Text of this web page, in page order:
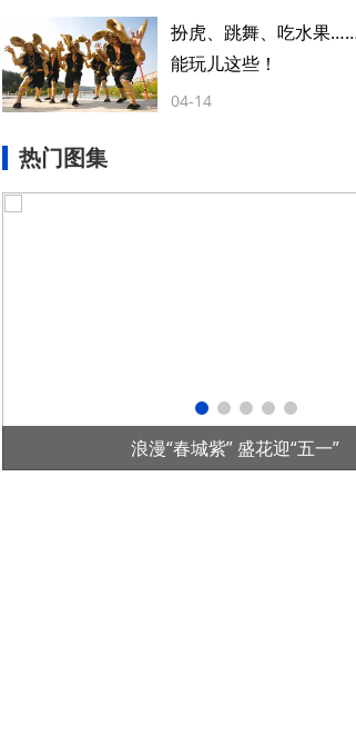
扮虎、跳舞、吃水果
能玩儿这些！
04-14
热门图集
首个全国产控制系统水光互补项目在